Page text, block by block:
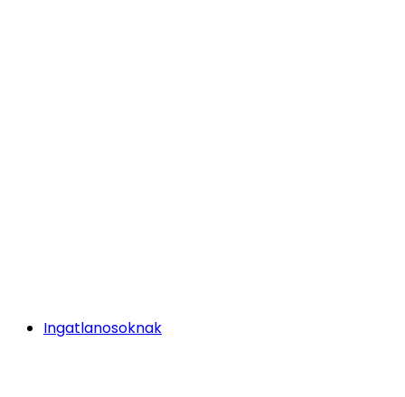
Ingatlanosoknak